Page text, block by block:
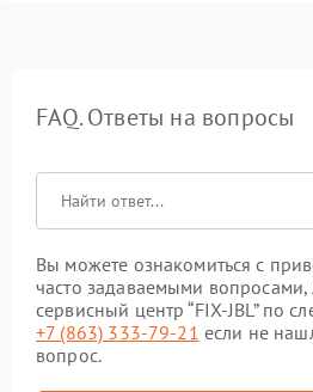
FAQ. Ответы на вопросы
Вы можете ознакомиться с
часто задаваемыми вопросами,
сервисный центр “FIX-JBL” по
+7 (863) 333-79-21 если не
вопрос.